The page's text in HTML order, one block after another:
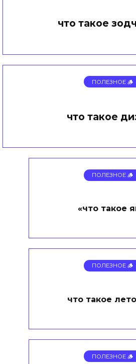
что такое
ПОЛЕЗНОЕ 🪵
что такое
ПОЛЕЗНОЕ 🪵
«что такое
ПОЛЕЗНОЕ 🪵
что такое
ПОЛЕЗНОЕ 🪵